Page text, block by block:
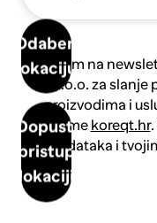
Odaberi
lokaciju
Dopusti
pristup
lokaciji
Prijavom na
d.o.o. za
proizvodima i
platforme koreqt.hr
podataka i